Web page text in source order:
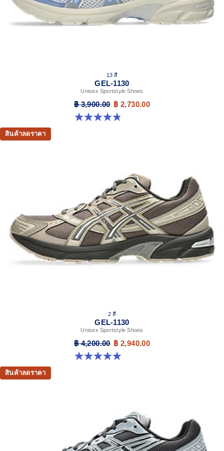
13 สี
GEL-1130
Unisex Sportstyle Shoes
฿ 3,900.00 ฿ 2,730.00
4.8 จาก 5 ดาว 398 รีวิว
สินค้าลดราคา
2 สี
GEL-1130
Unisex Sportstyle Shoes
฿ 4,200.00 ฿ 2,940.00
4.9 จาก 5 ดาว 27 รีวิว
สินค้าลดราคา